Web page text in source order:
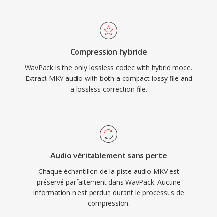
le conteneur privilégié pour la distribution vidéo
haute qualité, l&#039;archivage et les
mediatheques personnelles.
considérablement le traitement sûr le matériel
moderne. La bibliothèque open-source est
distribuee sous licence BSD et a été intégrée
dans foobar2000, VLC, FFmpeg et de
nombreux autres outils. WavPack prend
les besoins organisationnels de la bibliothèque
Compression hybride
WavPack is the only lossless codec with hybrid mode.
Extract MKV audio with both a compact lossy file and
a lossless correction file.
Audio véritablement sans perte
Chaque échantillon de la piste audio MKV est
préservé parfaitement dans WavPack. Aucune
information n'est perdue durant le processus de
compression.